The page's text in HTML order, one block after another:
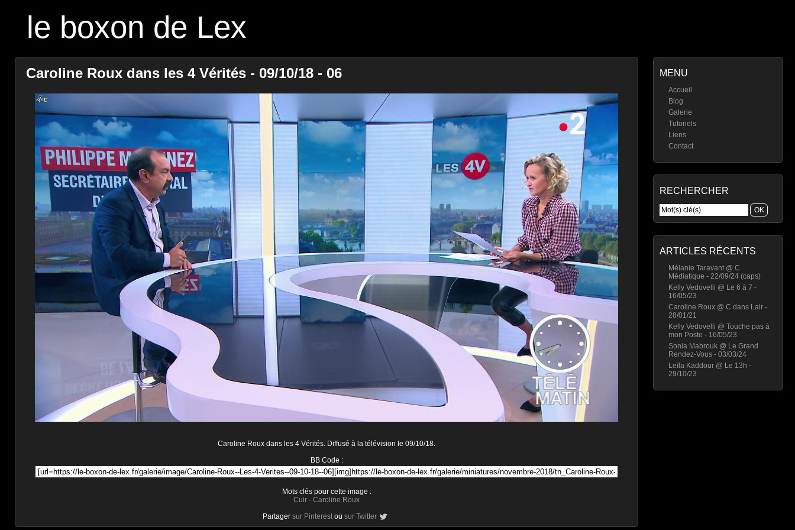
le boxon de Lex
MENU
Accueil
Blog
Galerie
Tutoriels
Liens
Contact
RECHERCHER
ARTICLES RÉCENTS
Mélanie Taravant @ C
Médiatique - 22/09/24 (caps)
Kelly Vedovelli @ Le 6 à 7 -
16/05/23
Caroline Roux @ C dans Lair -
28/01/21
Kelly Vedovelli @ Touche pas à
mon Poste - 16/05/23
Sonia Mabrouk @ Le Grand
Rendez-Vous - 03/03/24
Leïla Kaddour @ Le 13h -
29/10/23
Caroline Roux dans les 4 Vérités - 09/10/18 - 06
Caroline Roux dans les 4 Vérités. Diffusé à la télévision le 09/10/18.
BB Code :
Mots clés pour cette image :
Cuir - Caroline Roux
Partager sur Pinterest ou sur Twitter